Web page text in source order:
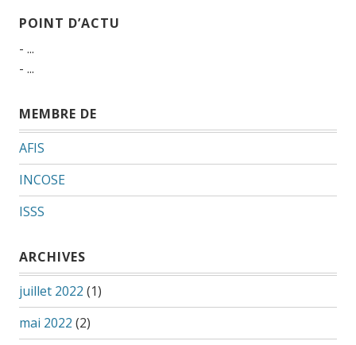
POINT D’ACTU
- ...
- ...
MEMBRE DE
AFIS
INCOSE
ISSS
ARCHIVES
juillet 2022 (1)
mai 2022 (2)